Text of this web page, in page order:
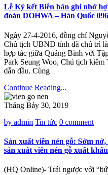
Lễ Ký kết Biên bản ghi nhớ
đoàn DOHWA – Hàn Quốc
Ngày 27-4-2016, đồng chí
Chủ tịch UBND tỉnh đã chủ trì
hợp tác giữa Quảng Bình với
Park Seung Woo, Chủ tịch
dẫn đầu. Cùng
Continue Reading...
Tháng Bảy 30, 2019
by admin Tin tức 0 comment
Sản xuất viên nén gỗ: Sớm
sản xuất viên nén gỗ xuất
(HQ Online)- Trái ngược với